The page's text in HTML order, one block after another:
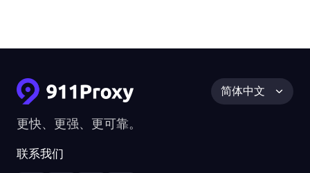
更快、更强、更可靠。
联系我们
简体中文